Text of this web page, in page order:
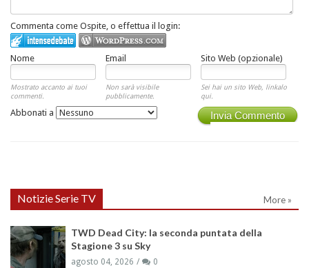
Commenta come Ospite, o effettua il login:
Nome Email Sito Web (opzionale)
Mostrato accanto ai tuoi
commenti.
Non sarà visibile
pubblicamente.
Sei hai un sito Web, linkalo
qui.
Invia Commento
Abbonati a
Notizie Serie TV More »
TWD Dead City: la seconda puntata della
Stagione 3 su Sky
agosto 04, 2026 0